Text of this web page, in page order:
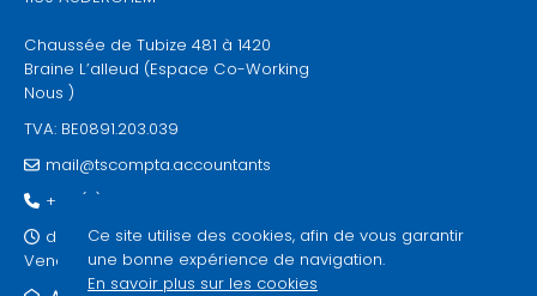
Chaussée de Tubize 481 à 1420
Braine L’alleud (Espace Co-Working
Nous )
TVA: BE0891.203.039
mail@tscompta.accountants
+32 (0)2 733 90 93
du lundi au jeudi de 9h à 17h30 -
Vendredi sur rdv
Ce site utilise des cookies, afin de vous garantir
une bonne expérience de navigation.
En savoir plus sur les cookies